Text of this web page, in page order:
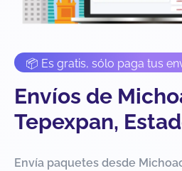
📦 Es gratis, sólo paga tus
Envíos de
Tepexpan,
Envía paquetes desde